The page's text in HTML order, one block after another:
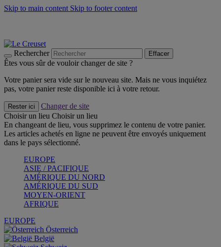
Skip to main content Skip to footer content
Rechercher Effacer
Êtes vous sûr de vouloir changer de site ?
Votre panier sera vide sur le nouveau site. Mais ne vous inquiétez
pas, votre panier reste disponible ici à votre retour.
Rester ici
Changer de site
Choisir un lieu Choisir un lieu
En changeant de lieu, vous supprimez le contenu de votre panier.
Les articles achetés en ligne ne peuvent être envoyés uniquement
dans le pays sélectionné.
EUROPE
ASIE / PACIFIQUE
AMÉRIQUE DU NORD
AMÉRIQUE DU SUD
MOYEN-ORIENT
AFRIQUE
EUROPE
Österreich
België